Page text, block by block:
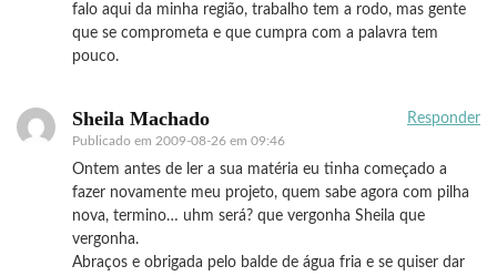
falo aqui da minha região, trabalho tem a rodo, mas gente
que se comprometa e que cumpra com a palavra tem
pouco.
Sheila Machado
Publicado em 2009-08-26 em 09:46
Responder
Ontem antes de ler a sua matéria eu tinha começado a
fazer novamente meu projeto, quem sabe agora com pilha
nova, termino… uhm será? que vergonha Sheila que
vergonha.
Abraços e obrigada pelo balde de água fria e se quiser dar